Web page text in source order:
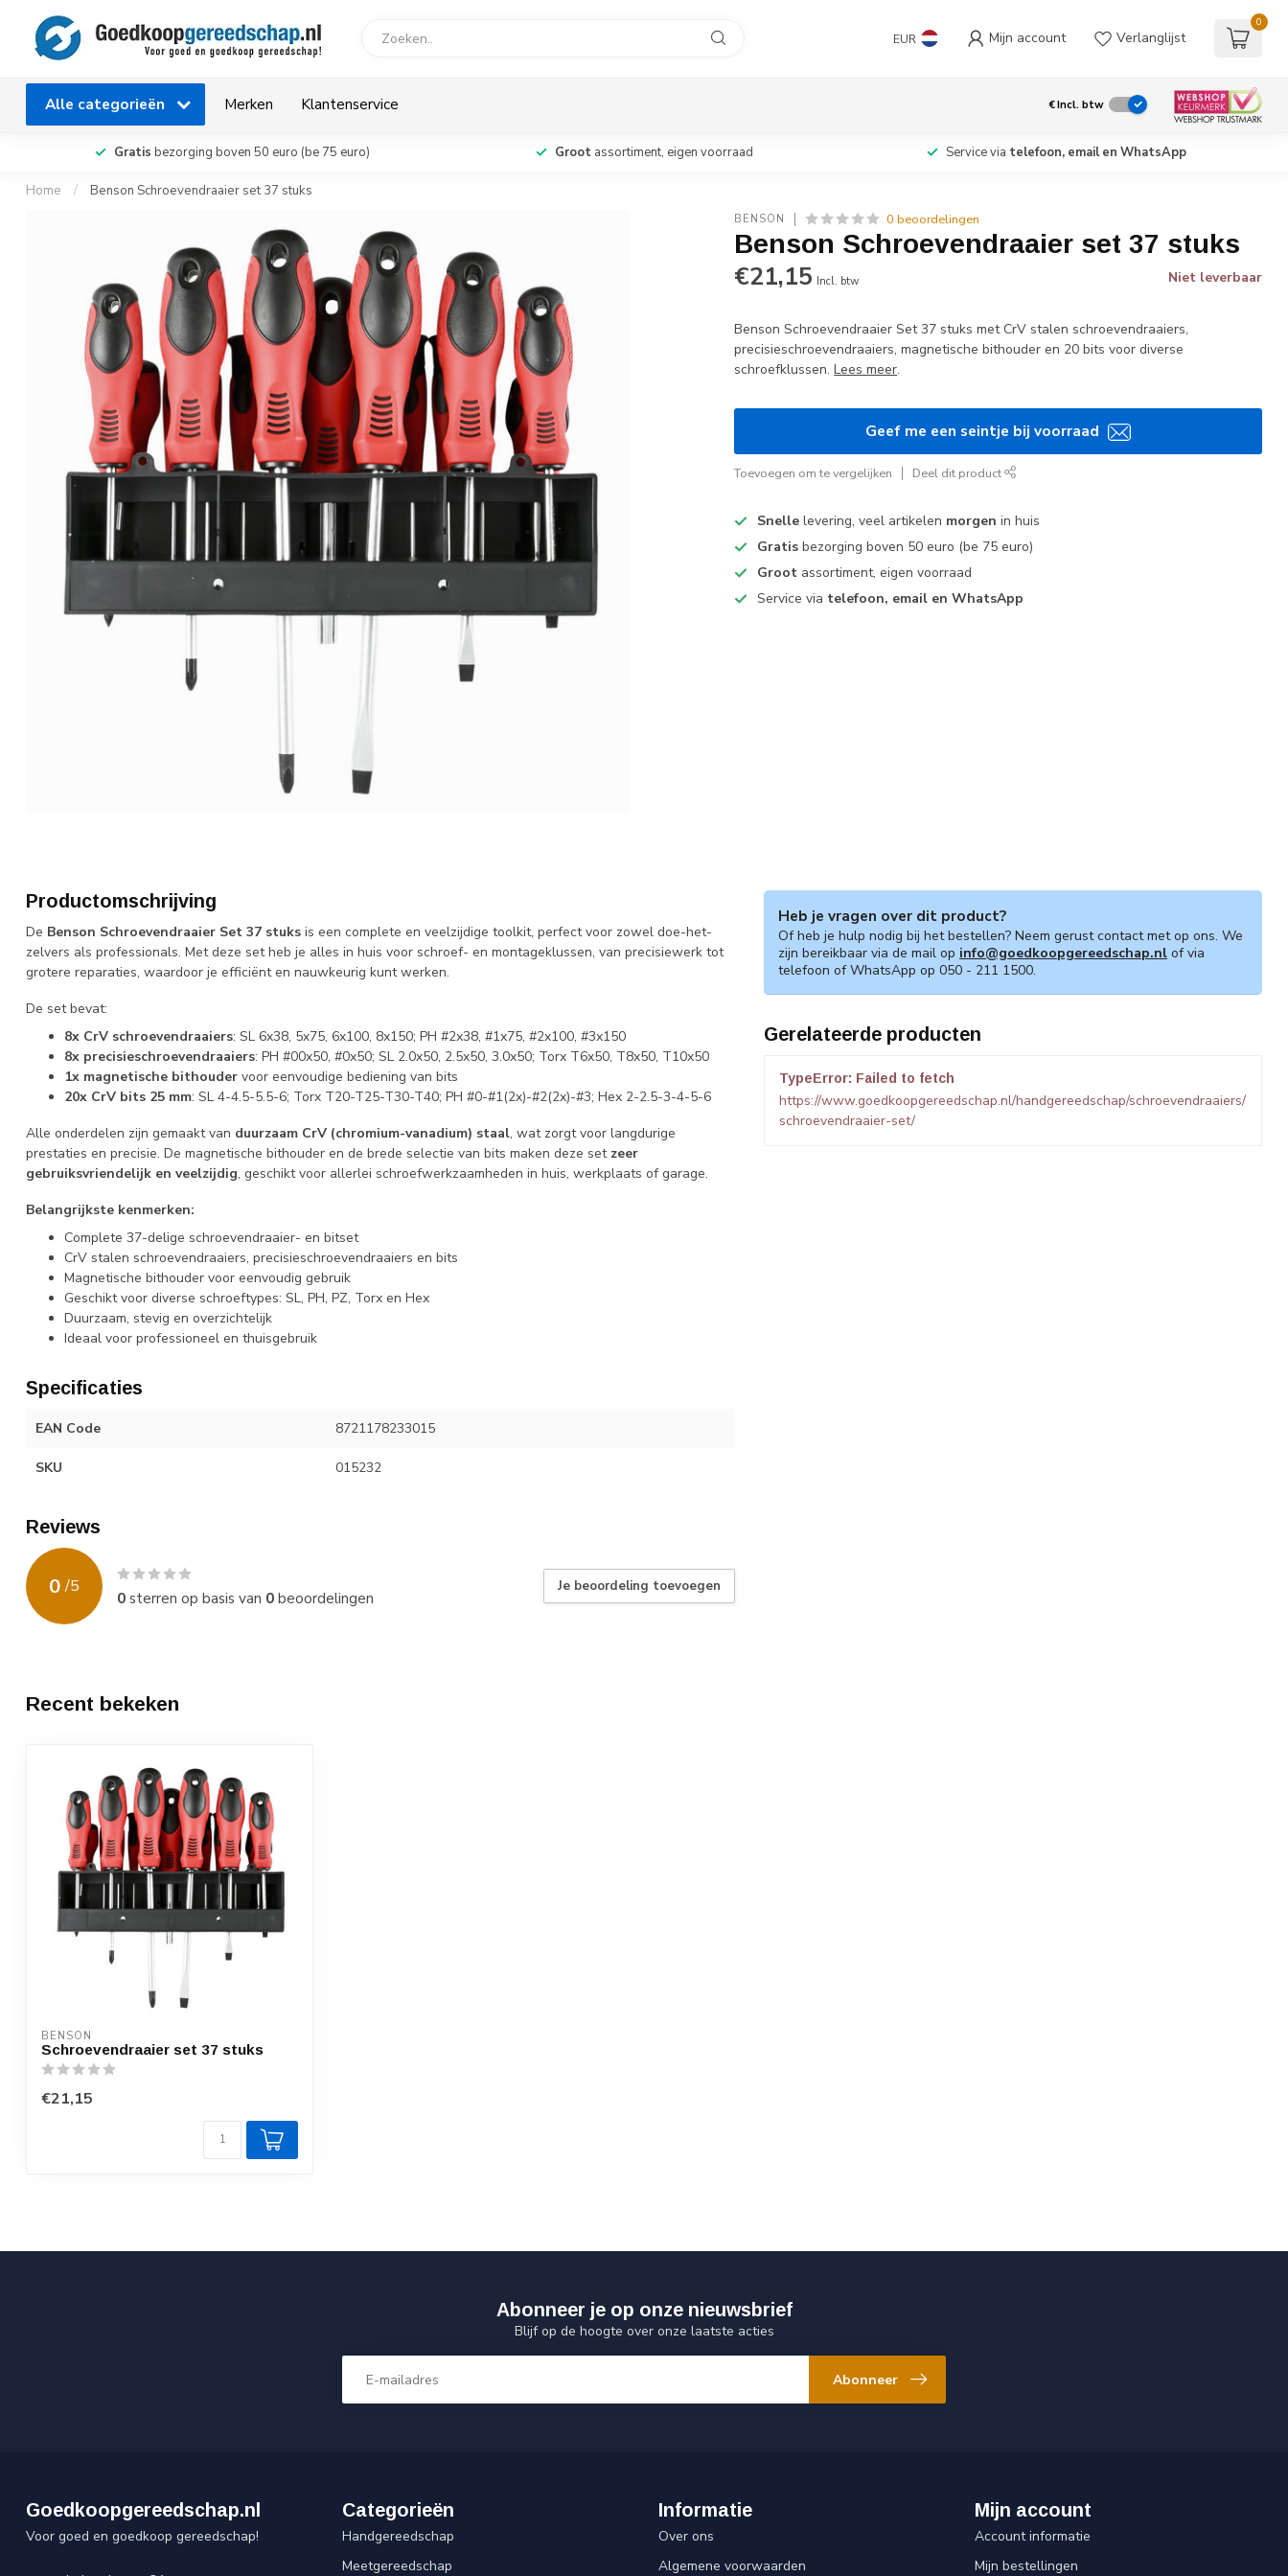
EUR Mijn account Verlanglijst
0
Alle categorieën Merken Klantenservice €Incl. btw
Gratis bezorging boven 50 euro (be 75 euro) Grootassortiment, eigen voorraad Service via telefoon, email en WhatsApp
Home / Benson Schroevendraaier set 37 stuks
BENSON 0 beoordelingen
Benson Schroevendraaier set 37 stuks
€21,15 Incl. btw Niet leverbaar
Benson Schroevendraaier Set 37 stuks met CrV stalen schroevendraaiers,
precisieschroevendraaiers, magnetische bithouder en 20 bits voor diverse
schroefklussen.Lees meer.
Geef me een seintje bij voorraad
Toevoegen om te vergelijken Deel dit product
Snelle levering, veel artikelen morgen in huis
Gratis bezorging boven 50 euro (be 75 euro)
Groot assortiment, eigen voorraad
Service via telefoon, email en WhatsApp
Productomschrijving
De Benson Schroevendraaier Set 37 stuks is een complete en veelzijdige toolkit, perfect voor zowel doe-het-
zelvers als professionals. Met deze set heb je alles in huis voor schroef- en montageklussen, van precisiewerk tot
grotere reparaties, waardoor je efficiënt en nauwkeurig kunt werken.
De set bevat:
8x CrV schroevendraaiers: SL 6x38, 5x75, 6x100, 8x150; PH #2x38, #1x75, #2x100, #3x150
8x precisieschroevendraaiers: PH #00x50, #0x50; SL 2.0x50, 2.5x50, 3.0x50; Torx T6x50, T8x50, T10x50
1x magnetische bithouder voor eenvoudige bediening van bits
20x CrV bits 25 mm: SL 4-4.5-5.5-6; Torx T20-T25-T30-T40; PH #0-#1(2x)-#2(2x)-#3; Hex 2-2.5-3-4-5-6
Alle onderdelen zijn gemaakt van duurzaam CrV (chromium-vanadium) staal, wat zorgt voor langdurige
prestaties en precisie. De magnetische bithouder en de brede selectie van bits maken deze set zeer
gebruiksvriendelijk en veelzijdig, geschikt voor allerlei schroefwerkzaamheden in huis, werkplaats of garage.
Belangrijkste kenmerken:
Complete 37-delige schroevendraaier- en bitset
CrV stalen schroevendraaiers, precisieschroevendraaiers en bits
Magnetische bithouder voor eenvoudig gebruik
Geschikt voor diverse schroeftypes: SL, PH, PZ, Torx en Hex
Duurzaam, stevig en overzichtelijk
Ideaal voor professioneel en thuisgebruik
Specificaties
EAN Code 8721178233015
SKU 015232
Reviews
0 /5
0sterren op basis van 0beoordelingen
Je beoordeling toevoegen
Heb je vragen over dit product?
Of heb je hulp nodig bij het bestellen? Neem gerust contact met op ons. We
zijn bereikbaar via de mail op info@goedkoopgereedschap.nl of via
telefoon of WhatsApp op 050 - 211 1500.
Gerelateerde producten
TypeError: Failed to fetch
https://www.goedkoopgereedschap.nl/handgereedschap/schroevendraaiers/
schroevendraaier-set/
Recent bekeken
BENSON
Schroevendraaier set 37 stuks
€21,15
Abonneer je op onze nieuwsbrief
Blijf op de hoogte over onze laatste acties
Abonneer
Goedkoopgereedschap.nl
Voor goed en goedkoop gereedschap!
Categorieën
Handgereedschap
Meetgereedschap
Informatie
Over ons
Algemene voorwaarden
Mijn account
Account informatie
Mijn bestellingen